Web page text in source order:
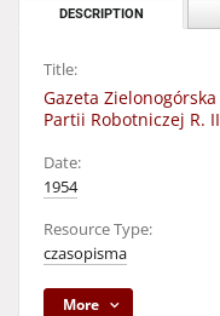
DESCRIPTION
Title:
Gazeta
Partii Robotniczej R.
Date:
1954
Resource Type:
czasopisma
More